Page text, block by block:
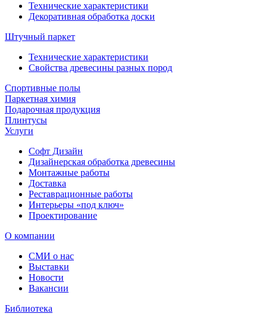
Технические характеристики
Декоративная обработка доски
Штучный паркет
Технические характеристики
Свойства древесины разных пород
Спортивные полы
Паркетная химия
Подарочная продукция
Плинтусы
Услуги
Софт Дизайн
Дизайнерская обработка древесины
Монтажные работы
Доставка
Реставрационные работы
Интерьеры «под ключ»
Проектирование
О компании
СМИ о нас
Выставки
Новости
Вакансии
Библиотека